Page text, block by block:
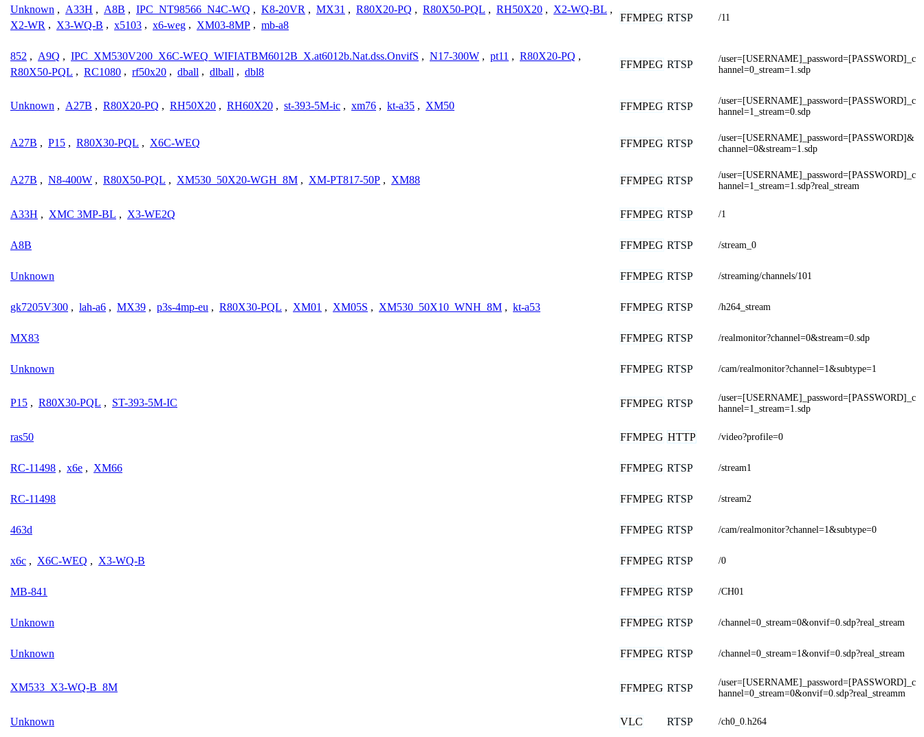
Unknown , A33H , A8B , IPC_NT98566_N4C-WQ , K8-20VR , MX31 , R80X20-PQ , R80X50-PQL , RH50X20 , X2-WQ-BL ,
X2-WR , X3-WQ-B , x5103 , x6-weg , XM03-8MP , mb-a8
FFMPEG RTSP /11
852 , A9Q , IPC_XM530V200_X6C-WEQ_WIFIATBM6012B_X.at6012b.Nat.dss.OnvifS , N17-300W , pt11 , R80X20-PQ ,
R80X50-PQL , RC1080 , rf50x20 , dball , dlball , dbl8
FFMPEG RTSP
/user=[USERNAME]_password=[PASSWORD]_c
hannel=0_stream=1.sdp
Unknown , A27B , R80X20-PQ , RH50X20 , RH60X20 , st-393-5M-ic , xm76 , kt-a35 , XM50 FFMPEG RTSP
/user=[USERNAME]_password=[PASSWORD]_c
hannel=1_stream=0.sdp
A27B , P15 , R80X30-PQL , X6C-WEQ FFMPEG RTSP
/user=[USERNAME]_password=[PASSWORD]&
channel=0&stream=1.sdp
A27B , N8-400W , R80X50-PQL , XM530_50X20-WGH_8M , XM-PT817-50P , XM88 FFMPEG RTSP
/user=[USERNAME]_password=[PASSWORD]_c
hannel=1_stream=1.sdp?real_stream
A33H , XMC 3MP-BL , X3-WE2Q FFMPEG RTSP /1
A8B FFMPEG RTSP /stream_0
Unknown FFMPEG RTSP /streaming/channels/101
gk7205V300 , lah-a6 , MX39 , p3s-4mp-eu , R80X30-PQL , XM01 , XM05S , XM530_50X10_WNH_8M , kt-a53 FFMPEG RTSP /h264_stream
MX83 FFMPEG RTSP /realmonitor?channel=0&stream=0.sdp
Unknown FFMPEG RTSP /cam/realmonitor?channel=1&subtype=1
P15 , R80X30-PQL , ST-393-5M-IC FFMPEG RTSP
/user=[USERNAME]_password=[PASSWORD]_c
hannel=1_stream=1.sdp
ras50 FFMPEG HTTP /video?profile=0
RC-11498 , x6e , XM66 FFMPEG RTSP /stream1
RC-11498 FFMPEG RTSP /stream2
463d FFMPEG RTSP /cam/realmonitor?channel=1&subtype=0
x6c , X6C-WEQ , X3-WQ-B FFMPEG RTSP /0
MB-841 FFMPEG RTSP /CH01
Unknown FFMPEG RTSP /channel=0_stream=0&onvif=0.sdp?real_stream
Unknown FFMPEG RTSP /channel=0_stream=1&onvif=0.sdp?real_stream
XM533_X3-WQ-B_8M FFMPEG RTSP
/user=[USERNAME]_password=[PASSWORD]_c
hannel=0_stream=0&onvif=0.sdp?real_streamm
Unknown VLC RTSP /ch0_0.h264